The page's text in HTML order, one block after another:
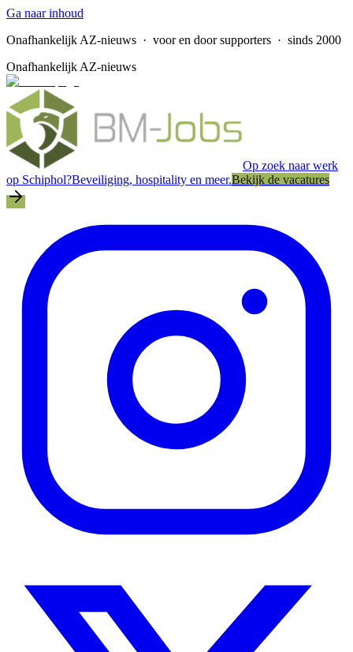
Ga naar inhoud
Onafhankelijk AZ-nieuws · voor en door supporters · sinds 2000
Onafhankelijk AZ-nieuws
Op zoek naar werk
op Schiphol?Beveiliging, hospitality en meer.Bekijk de vacatures